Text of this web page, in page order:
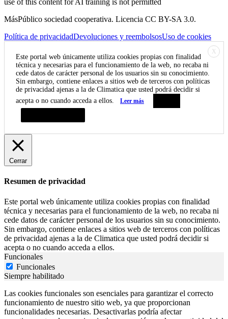
use of this content for AI training is not permitted
MásPúblico sociedad cooperativa. Licencia CC BY-SA 3.0.
Política de privacidadDevoluciones y reembolsosUso de cookies
X
Este portal web únicamente utiliza cookies propias con finalidad
técnica y necesarias para el funcionamiento de la web, no recaba ni
cede datos de carácter personal de los usuarios sin su conocimiento.
Sin embargo, contiene enlaces a sitios web de terceros con políticas
de privacidad ajenas a la de Climatica que usted podrá decidir si
acepta o no cuando acceda a ellos.
Leer más
Cerrar
Resumen de privacidad
Este portal web únicamente utiliza cookies propias con finalidad
técnica y necesarias para el funcionamiento de la web, no recaba ni
cede datos de carácter personal de los usuarios sin su conocimiento.
Sin embargo, contiene enlaces a sitios web de terceros con políticas
de privacidad ajenas a la de Climatica que usted podrá decidir si
acepta o no cuando acceda a ellos.
Funcionales
Funcionales
Siempre habilitado
Las cookies funcionales son esenciales para garantizar el correcto
funcionamiento de nuestro sitio web, ya que proporcionan
funcionalidades necesarias. Desactivarlas podría afectar